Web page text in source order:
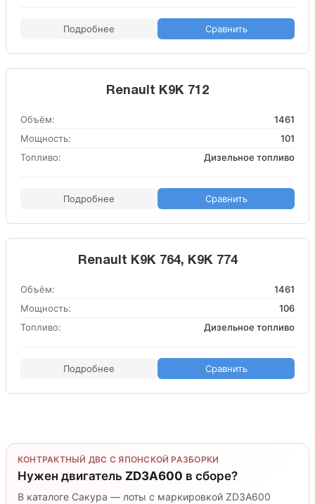
Подробнее Сравнить
Renault K9K 712
Объём:
1461
Мощность:
101
Топливо:
Дизельное топливо
Подробнее Сравнить
Renault K9K 764, K9K 774
Объём:
1461
Мощность:
106
Топливо:
Дизельное топливо
Подробнее Сравнить
КОНТРАКТНЫЙ ДВС С ЯПОНСКОЙ РАЗБОРКИ
Нужен двигатель ZD3A600 в сборе?
В каталоге Сакура — лоты с маркировкой ZD3A600